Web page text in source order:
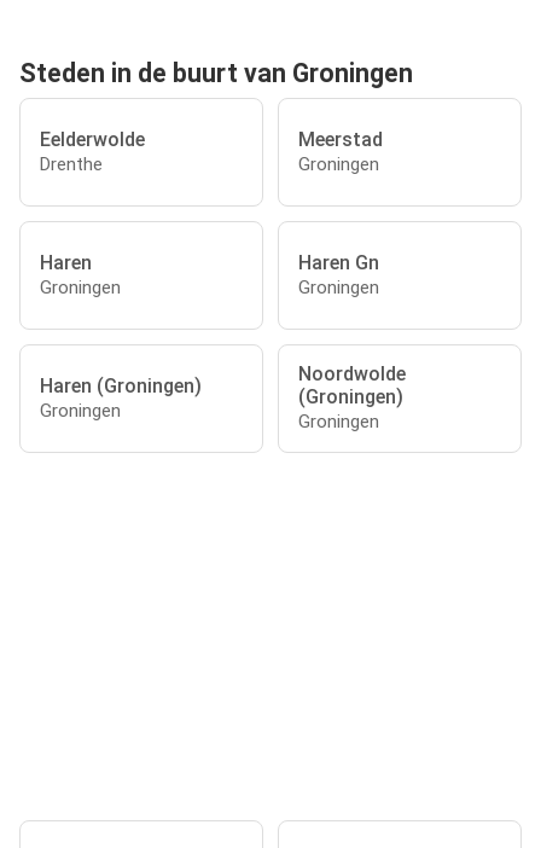
Steden in de buurt van Groningen
Eelderwolde
Drenthe
Meerstad
Groningen
Haren
Groningen
Haren Gn
Groningen
Haren (Groningen)
Groningen
Noordwolde
(Groningen)
Groningen